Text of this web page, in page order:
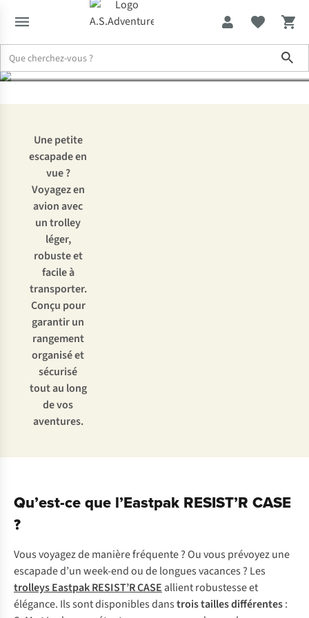
durables
Une petite
escapade en
vue ?
Voyagez en
avion avec
un trolley
léger,
robuste et
facile à
transporter.
Conçu pour
garantir un
rangement
organisé et
sécurisé
tout au long
de vos
aventures.
Qu’est-ce que l’Eastpak RESIST’R CASE
?
Vousvoyagezdemanièrefréquente? Ouvous prévoyezune
escapaded’unweek-endou delonguesvacances? Les
trolleysEastpakRESIST’RCASE allientrobustesseet
élégance. Ilssontdisponiblesdanstroistaillesdifférentes: